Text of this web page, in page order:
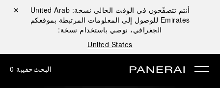
أنتم تتصفّحون في الوقت الحالي نسخة: United Arab
Emirates للوصول إلى المعلومات المرتبطة بموقعكم
الجغرافي، نوصي باستخدام نسخة:
United States
إغلاق ✕
البحثحقيبة 0